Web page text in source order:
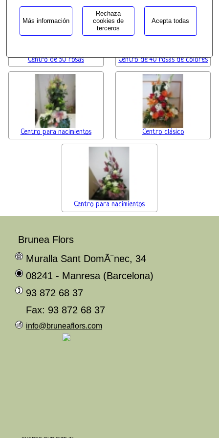
Más información
Rechaza
cookies de
terceros
Acepta todas
Centro de 50 rosas Centro de 40 rosas de colores
Centro para nacimientos Centro clásico
Centro para nacimientos
Brunea Flors
Muralla Sant DomÃ¨nec, 34
08241 - Manresa (Barcelona)
93 872 68 37
Fax: 93 872 68 37
info@bruneaflors.com